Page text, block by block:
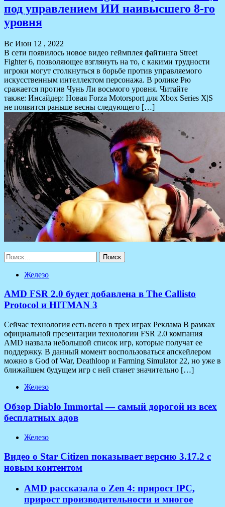
под управлением ИИ наивысшего 8-го
уровня
Вс Июн 12 , 2022
В сети появилось новое видео геймплея файтинга Street
Fighter 6, позволяющее взглянуть на то, с какими трудности
игроки могут столкнуться в борьбе против управляемого
искусственным интеллектом персонажа. В ролике Рю
сражается против Чунь Ли восьмого уровня. Читайте
также: Инсайдер: Новая Forza Motorsport для Xbox Series X|S
не появится раньше весны следующего […]
Найти:
Железо
AMD FSR 2.0 будет добавлена в The Callisto
Protocol и HITMAN 3
Сейчас технология есть всего в трех играх Реклама В рамках
официальной презентации технологии FSR 2.0 компания
AMD назвала небольшой список игр, которые получат ее
поддержку. В данный момент воспользоваться апскейлером
можно в God of War, Deathloop и Farming Simulator 22, но уже в
ближайшем будущем игр с ней станет значительно […]
Железо
Обзор Diablo Immortal — самый дорогой из всех
бесплатных адов
Железо
Видео о Star Citizen показывает версию 3.17.2 с
новым контентом
AMD рассказала о Zen 4: прирост IPC,
прирост производительности и многое